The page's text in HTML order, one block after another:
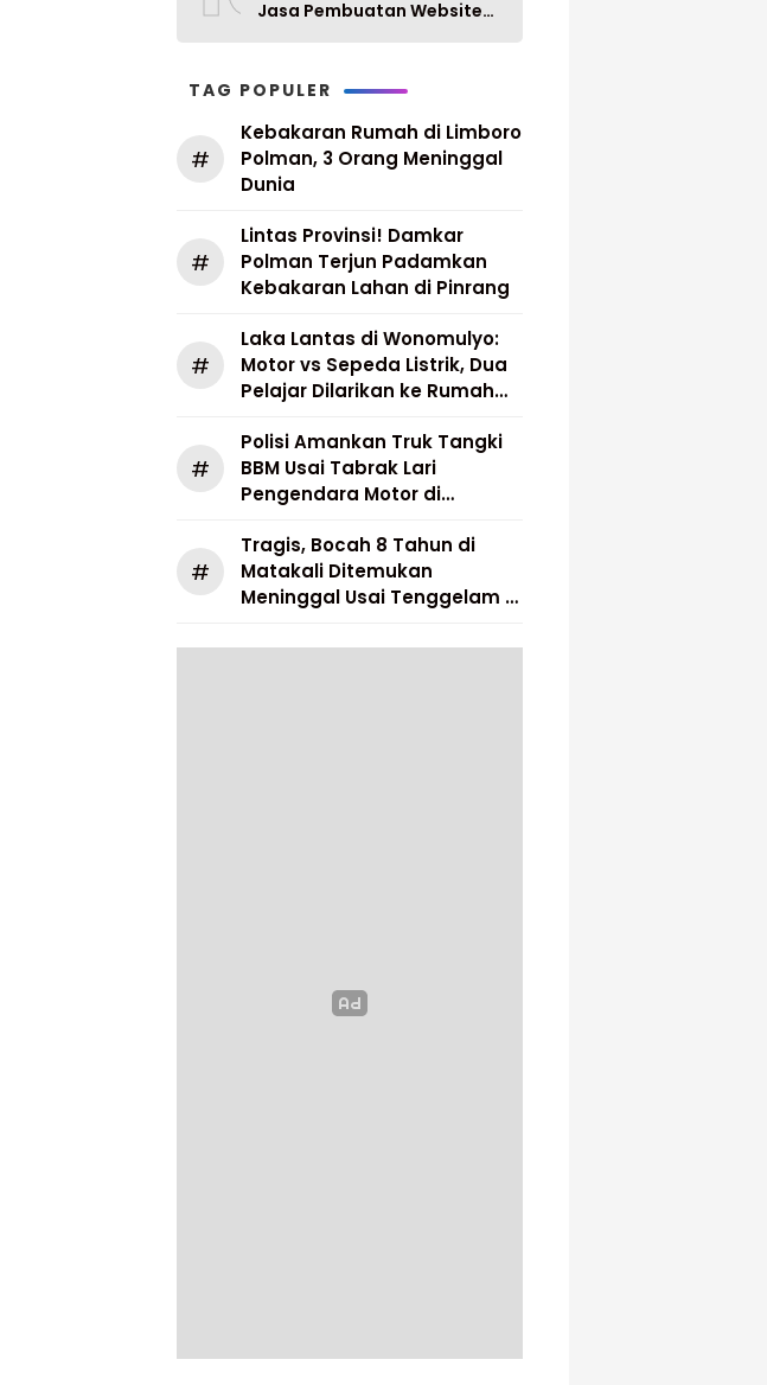
Jasa Pembuatan Website
TAG POPULER
#
Kebakaran Rumah di Limboro
Polman, 3 Orang Meninggal
Dunia
#
Lintas Provinsi! Damkar
Polman Terjun Padamkan
Kebakaran Lahan di Pinrang
#
Laka Lantas di Wonomulyo:
Motor vs Sepeda Listrik, Dua
Pelajar Dilarikan ke Rumah
#
Polisi Amankan Truk Tangki
BBM Usai Tabrak Lari
Pengendara Motor di
#
Tragis, Bocah 8 Tahun di
Matakali Ditemukan
Meninggal Usai Tenggelam di